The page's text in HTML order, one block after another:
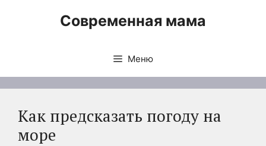
Современная мама
Меню
Как предсказать погоду на
море